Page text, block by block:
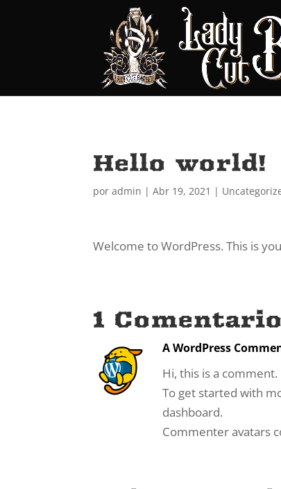
Hello world!
poradmin |Abr 19, 2021 |
Welcome to WordPress. This is
1 Comentario
A WordPress
Hi, this is a comment.
To get started with
dashboard.
Commenter avatars